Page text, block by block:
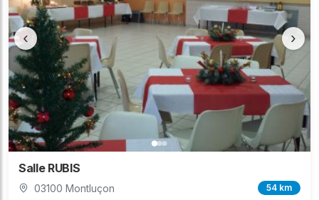
‹ ›
Salle RUBIS
03100 Montluçon 54 km